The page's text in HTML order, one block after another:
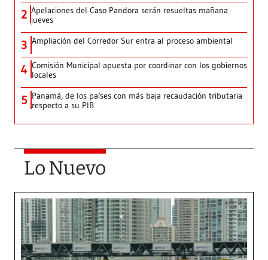
2 Apelaciones del Caso Pandora serán resueltas mañana
jueves
3 Ampliación del Corredor Sur entra al proceso ambiental
4 Comisión Municipal apuesta por coordinar con los gobiernos
locales
5 Panamá, de los países con más baja recaudación tributaria
respecto a su PIB
Lo Nuevo